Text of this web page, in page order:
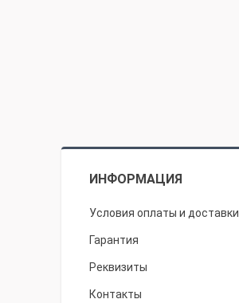
ИНФОРМАЦИЯ
Условия оплаты и доставки
Гарантия
Реквизиты
Контакты